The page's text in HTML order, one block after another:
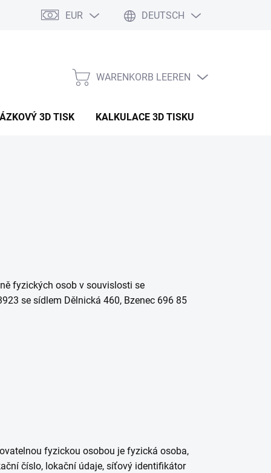
EUR DEUTSCH
WARENKORB
WARENKORB LEEREN
3D TISK KALKULACE 3D TISKU
fyzických osob v souvislosti se
se sídlem Dělnická 460, Bzenec 696 85
fyzickou osobou je fyzická osoba,
číslo, lokační údaje, síťový identifikátor